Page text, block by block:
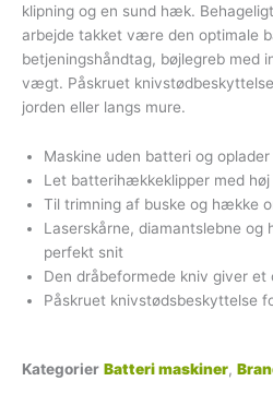
klipning og en sund hæk.
arbejde takket være den optimale
betjeningshåndtag, bøjlegreb med
vægt. Påskruet
jorden eller langs mure.
Maskine uden batteri og oplader
Let batterihækkeklipper med
Til trimning af buske og hække
Laserskårne, diamantslebne
perfekt snit
Den dråbeformede kniv giver et
Påskruet knivstødsbeskyttelse
Kategorier Batteri maskiner,